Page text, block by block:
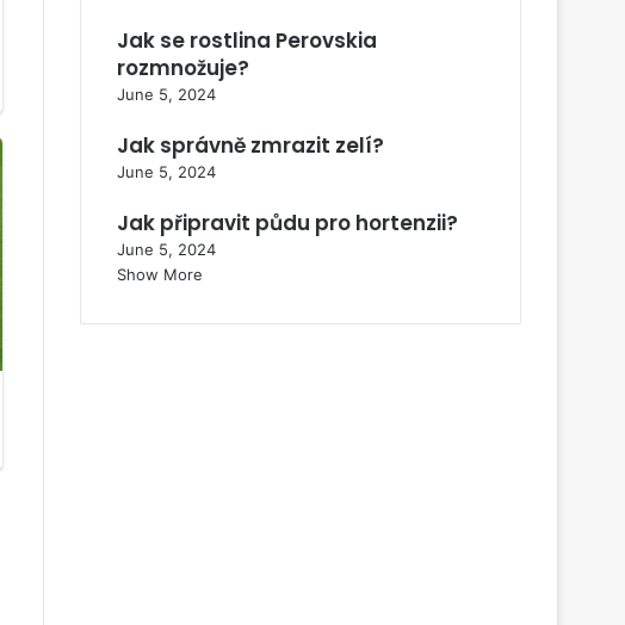
Jak se rostlina Perovskia
rozmnožuje?
June 5, 2024
Jak správně zmrazit zelí?
June 5, 2024
Jak připravit půdu pro hortenzii?
June 5, 2024
Show More